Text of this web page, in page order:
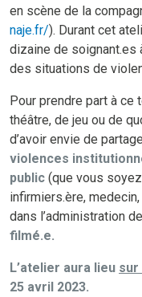
en scène de la
naje.fr/). Durant cet
dizaine de soignant.es
des situations de
Pour prendre part à ce
théâtre, de jeu ou de
d’avoir envie de
violences
public (que vous
infirmiers.ère,
dans l’administration
filmé.e.
L’atelier aura lieu sur
25 avril 2023.